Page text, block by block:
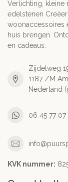
Verlichting, kleine
edelstenen
woonaccessoires
huis brengen.
en cadeaus.
Zijdelweg
1187 ZM
Nederland
06 45 77 07
KVK nummer: